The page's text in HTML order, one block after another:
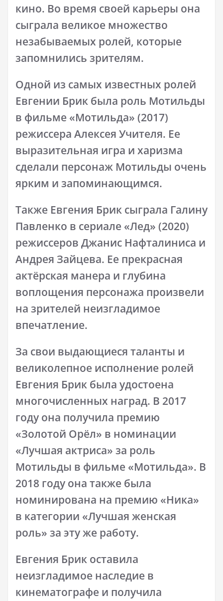
кино. Во время своей карьеры она
сыграла великое множество
незабываемых ролей, которые
запомнились зрителям.
Одной из самых известных ролей
Евгении Брик была роль Мотильды
в фильме «Мотильда» (2017)
режиссера Алексея Учителя. Ее
выразительная игра и харизма
сделали персонаж Мотильды очень
ярким и запоминающимся.
Также Евгения Брик сыграла Галину
Павленко в сериале «Лед» (2020)
режиссеров Джанис Нафталиниса и
Андрея Зайцева. Ее прекрасная
актёрская манера и глубина
воплощения персонажа произвели
на зрителей неизгладимое
впечатление.
За свои выдающиеся таланты и
великолепное исполнение ролей
Евгения Брик была удостоена
многочисленных наград. В 2017
году она получила премию
«Золотой Орёл» в номинации
«Лучшая актриса» за роль
Мотильды в фильме «Мотильда». В
2018 году она также была
номинирована на премию «Ника»
в категории «Лучшая женская
роль» за эту же работу.
Евгения Брик оставила
неизгладимое наследие в
кинематографе и получила